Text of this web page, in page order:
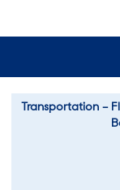
Transportation –